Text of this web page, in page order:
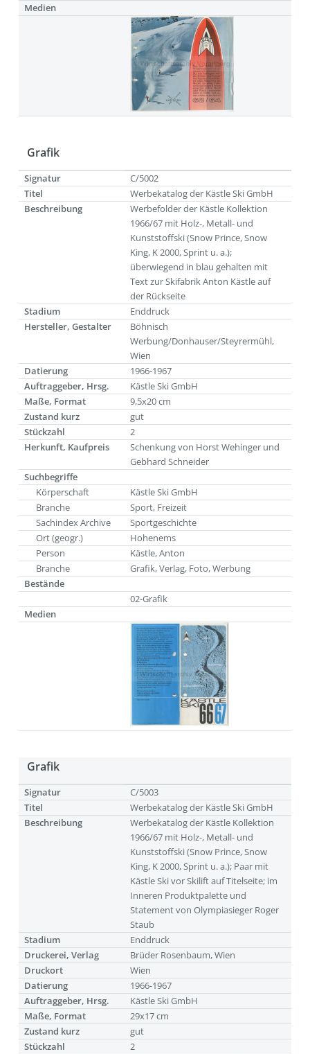
Medien
Grafik
Signatur
C/5002
Titel
Werbekatalog der Kästle Ski GmbH
Beschreibung
Werbefolder der Kästle Kollektion
1966/67 mit Holz-, Metall- und
Kunststoffski (Snow Prince, Snow
King, K 2000, Sprint u. a.);
überwiegend in blau gehalten mit
Text zur Skifabrik Anton Kästle auf
der Rückseite
Stadium
Enddruck
Hersteller, Gestalter
Böhnisch
Werbung/Donhauser/Steyrermühl,
Wien
Datierung
1966-1967
Auftraggeber, Hrsg.
Kästle Ski GmbH
Maße, Format
9,5x20 cm
Zustand kurz
gut
Stückzahl
2
Herkunft, Kaufpreis
Schenkung von Horst Wehinger und
Gebhard Schneider
Suchbegriffe
Körperschaft
Kästle Ski GmbH
Branche
Sport, Freizeit
Sachindex Archive
Sportgeschichte
Ort (geogr.)
Hohenems
Person
Kästle, Anton
Branche
Grafik, Verlag, Foto, Werbung
Bestände
02-Grafik
Medien
Grafik
Signatur
C/5003
Titel
Werbekatalog der Kästle Ski GmbH
Beschreibung
Werbekatalog der Kästle Kollektion
1966/67 mit Holz-, Metall- und
Kunststoffski (Snow Prince, Snow
King, K 2000, Sprint u. a.); Paar mit
Kästle Ski vor Skilift auf Titelseite; im
Inneren Produktpalette und
Statement von Olympiasieger Roger
Staub
Stadium
Enddruck
Druckerei, Verlag
Brüder Rosenbaum, Wien
Druckort
Wien
Datierung
1966-1967
Auftraggeber, Hrsg.
Kästle Ski GmbH
Maße, Format
29x17 cm
Zustand kurz
gut
Stückzahl
2